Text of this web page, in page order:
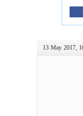
13 May 2017,